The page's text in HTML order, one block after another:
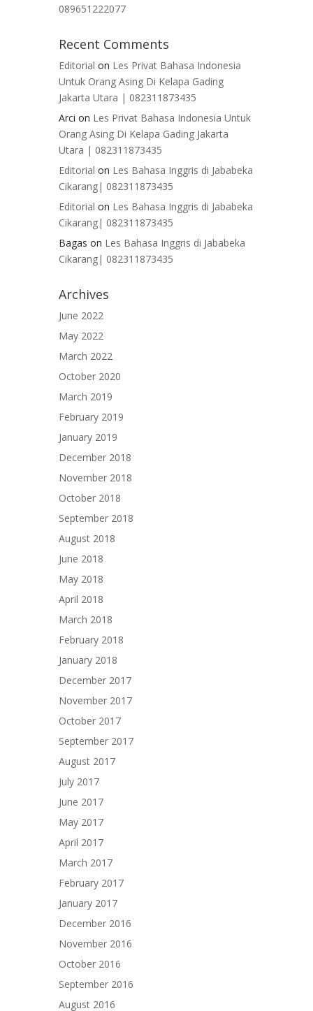
089651222077
Recent Comments
Editorial on Les Privat Bahasa Indonesia
Untuk Orang Asing Di Kelapa Gading
Jakarta Utara | 082311873435
Arci on Les Privat Bahasa Indonesia Untuk
Orang Asing Di Kelapa Gading Jakarta
Utara | 082311873435
Editorial on Les Bahasa Inggris di Jababeka
Cikarang| 082311873435
Editorial on Les Bahasa Inggris di Jababeka
Cikarang| 082311873435
Bagas on Les Bahasa Inggris di Jababeka
Cikarang| 082311873435
Archives
June 2022
May 2022
March 2022
October 2020
March 2019
February 2019
January 2019
December 2018
November 2018
October 2018
September 2018
August 2018
June 2018
May 2018
April 2018
March 2018
February 2018
January 2018
December 2017
November 2017
October 2017
September 2017
August 2017
July 2017
June 2017
May 2017
April 2017
March 2017
February 2017
January 2017
December 2016
November 2016
October 2016
September 2016
August 2016